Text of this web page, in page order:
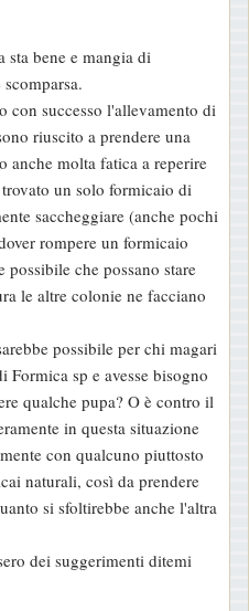
bene e mangia di
con successo l'allevamento di
riuscito a prendere una
anche molta fatica a reperire
un solo formicaio di
saccheggiare (anche pochi
rompere un formicaio
possibile che possano stare
le altre colonie ne facciano
possibile per chi magari
Formica sp e avesse bisogno
qualche pupa? O è contro il
in questa situazione
con qualcuno piuttosto
naturali, così da prendere
si sfoltirebbe anche l'altra
dei suggerimenti ditemi